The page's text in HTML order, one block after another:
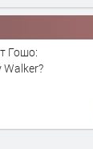
Гошо: